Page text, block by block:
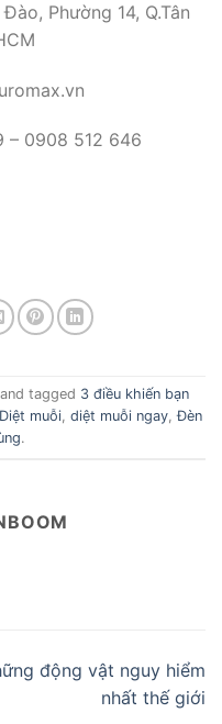
Phường 14, Q.Tân
– 0908 512 646
and tagged 3 điều khiến bạn
Diệt muỗi, diệt muỗi ngay,Đèn
.
động vật nguy hiểm
nhất thế giới